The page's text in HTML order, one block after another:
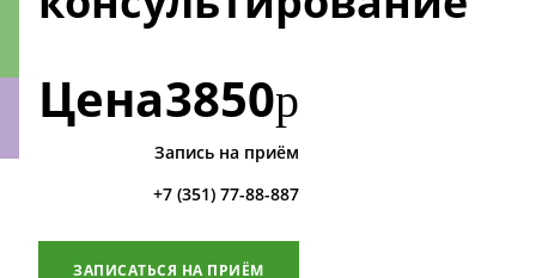
Цена3850р
Запись на приём
+7 (351) 77-88-887
ЗАПИСАТЬСЯ НА ПРИЁМ